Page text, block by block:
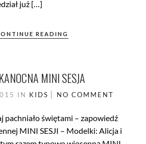
już […]
READING
MINI SESJA
IN KIDS NO COMMENT
pachniało świętami – zapowiedź
MINI SESJI – Modelki: Alicja i